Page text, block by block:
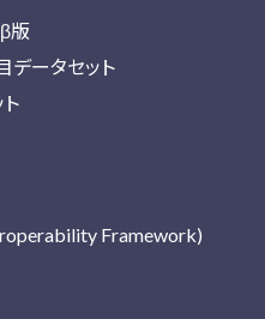
版
データセット
Framework)